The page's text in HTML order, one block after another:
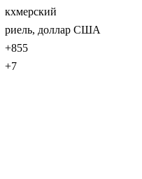
кхмерский
риель, доллар США
+855
+7